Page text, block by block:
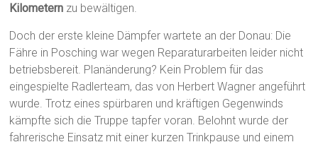
Kilometern zu bewältigen.
Doch der erste kleine Dämpfer wartete an der Donau: Die
Fähre in Posching war wegen Reparaturarbeiten leider nicht
betriebsbereit. Planänderung? Kein Problem für das
eingespielte Radlerteam, das von Herbert Wagner angeführt
wurde. Trotz eines spürbaren und kräftigen Gegenwinds
kämpfte sich die Truppe tapfer voran. Belohnt wurde der
fahrerische Einsatz mit einer kurzen Trinkpause und einem